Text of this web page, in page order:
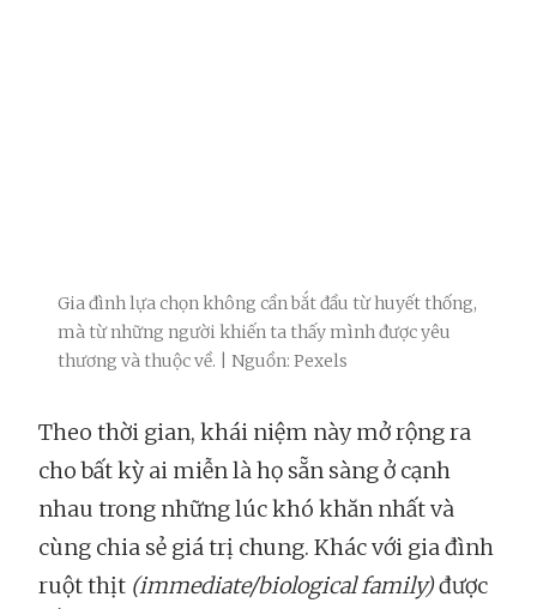
Gia đình lựa chọn không cần bắt đầu từ huyết thống,
mà từ những người khiến ta thấy mình được yêu
thương và thuộc về. | Nguồn: Pexels
Theo thời gian, khái niệm này mở rộng ra
cho bất kỳ ai miễn là họ sẵn sàng ở cạnh
nhau trong những lúc khó khăn nhất và
cùng chia sẻ giá trị chung. Khác với gia đình
ruột thịt (immediate/biological family)được